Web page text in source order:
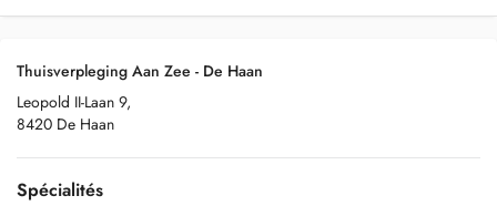
Thuisverpleging Aan Zee - De Haan
Leopold II-Laan 9,
8420 De Haan
Spécialités